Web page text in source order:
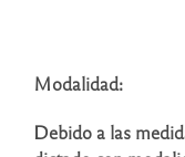
Modalidad:
Debido a las